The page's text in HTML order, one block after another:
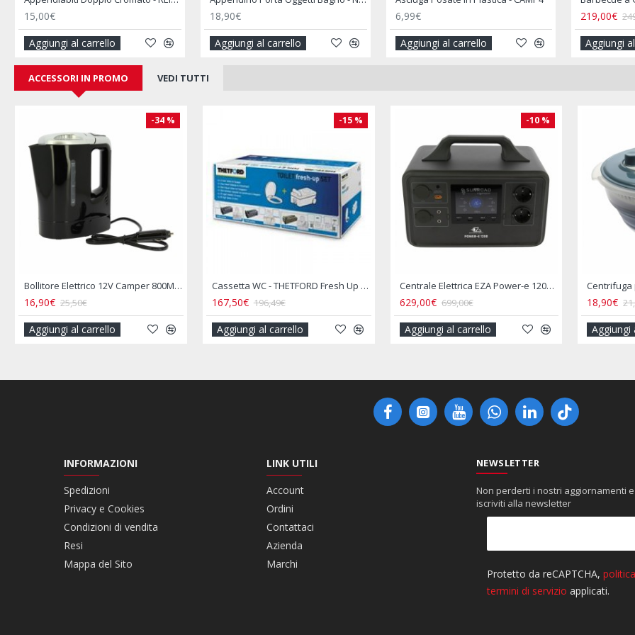
carrello Aggiungi al carrello
Aggiungi al carrello
Aggiungi al carrello
ACCESSORI IN PROMO VEDI TUTTI
629,00€
Aggiungi al carrello
18,90€ 21,90€
Aggiungi al carrello
109,90€ 129,50€
Aggiungi al carrello
INFORMAZIONI
Spedizioni
Privacy e Cookies
Condizioni di vendita
Resi
Mappa del Sito
LINK UTILI
Account
Ordini
Contattaci
Azienda
Marchi
NEWSLETTER
Non perderti i nostri aggiornamenti
iscriviti alla newsletter